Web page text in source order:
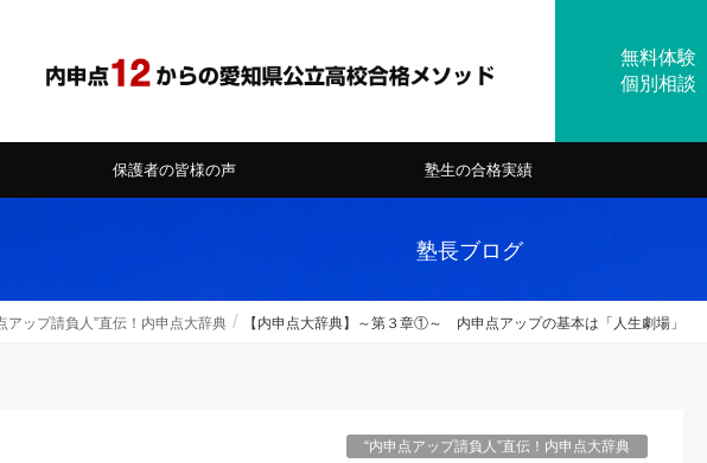
保護者の皆様の声 塾生の合格実績
塾長ブログ
アップ請負人”直伝！内申点大辞典 【内申点大辞典】～第３章①～ 内申点アップの基本は「人生劇場」
“内申点アップ請負人”直伝！内申点大辞典